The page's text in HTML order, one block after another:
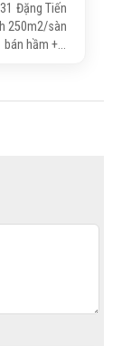
Đặng Tiến
250m2/sàn
hầm + 1